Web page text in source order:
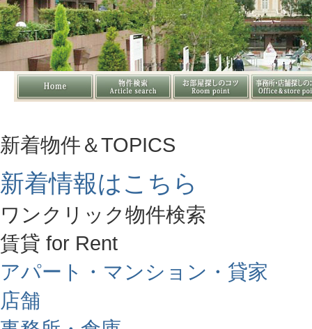
新着物件＆TOPICS
新着情報はこちら
ワンクリック物件検索
賃貸 for Rent
アパート・マンション・貸家
店舗